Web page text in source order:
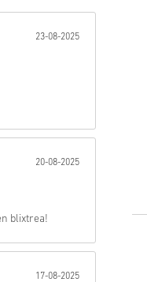
23-08-2025
20-08-2025
blixtrea!
17-08-2025